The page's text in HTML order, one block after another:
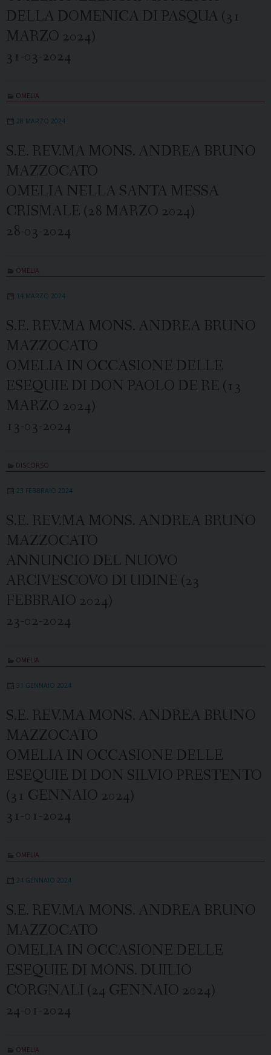
DELLA DOMENICA DI PASQUA (31
MARZO 2024)
31-03-2024
OMELIA
28 MARZO 2024
S.E. REV.MA MONS. ANDREA BRUNO
MAZZOCATO
OMELIA NELLA SANTA MESSA
CRISMALE (28 MARZO 2024)
28-03-2024
OMELIA
14 MARZO 2024
S.E. REV.MA MONS. ANDREA BRUNO
MAZZOCATO
OMELIA IN OCCASIONE DELLE
ESEQUIE DI DON PAOLO DE RE (13
MARZO 2024)
13-03-2024
DISCORSO
23 FEBBRAIO 2024
S.E. REV.MA MONS. ANDREA BRUNO
MAZZOCATO
ANNUNCIO DEL NUOVO
ARCIVESCOVO DI UDINE (23
FEBBRAIO 2024)
23-02-2024
OMELIA
31 GENNAIO 2024
S.E. REV.MA MONS. ANDREA BRUNO
MAZZOCATO
OMELIA IN OCCASIONE DELLE
ESEQUIE DI DON SILVIO PRESTENTO
(31 GENNAIO 2024)
31-01-2024
OMELIA
24 GENNAIO 2024
S.E. REV.MA MONS. ANDREA BRUNO
MAZZOCATO
OMELIA IN OCCASIONE DELLE
ESEQUIE DI MONS. DUILIO
CORGNALI (24 GENNAIO 2024)
24-01-2024
OMELIA